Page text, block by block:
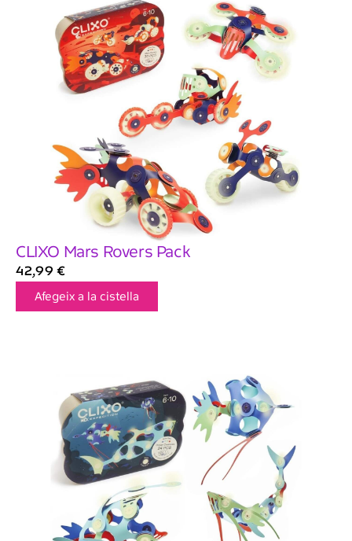
CLIXO Mars Rovers Pack
42,99 €
Afegeix a la cistella